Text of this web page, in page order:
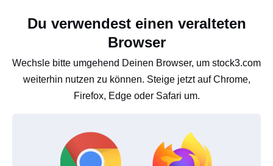
Du verwendest einen veralteten
Browser
Wechsle bitte umgehend Deinen Browser, um stock3.com
weiterhin nutzen zu können. Steige jetzt auf Chrome,
Firefox, Edge oder Safari um.